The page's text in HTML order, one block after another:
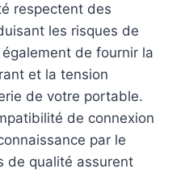
respectent des
les risques de
de fournir la
et la tension
de votre portable.
de connexion
par le
de qualité assurent